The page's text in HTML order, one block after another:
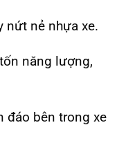
nứt nẻ nhựa xe.
năng lượng,
đáo bên trong xe